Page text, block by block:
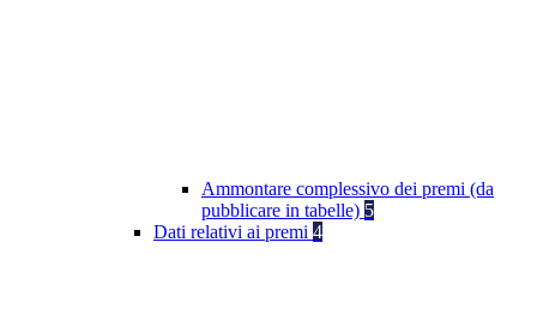
Ammontare complessivo dei premi (da
pubblicare in tabelle) 5
Dati relativi ai premi 4